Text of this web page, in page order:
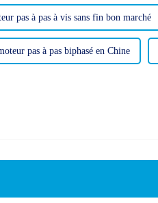
pas à pas à vis sans fin bon marché
pas à pas biphasé en Chine